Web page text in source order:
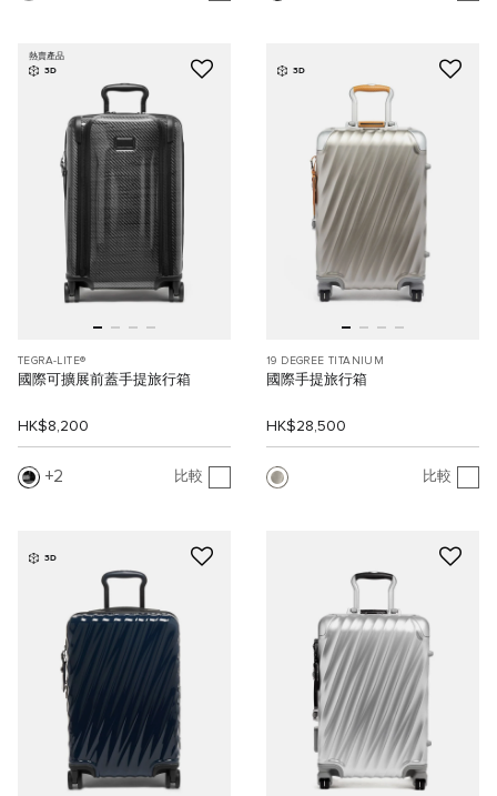
熱賣產品
3D
TEGRA-LITE®
國際可擴展前蓋手提旅行箱
HK$8,200
2 比較
3D
19 DEGREE TITANIUM
國際手提旅行箱
HK$28,500
比較
3D